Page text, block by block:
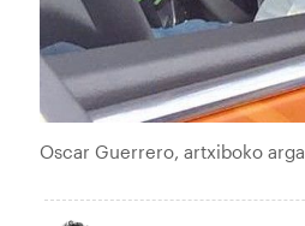
Oscar Guerrero, artxiboko